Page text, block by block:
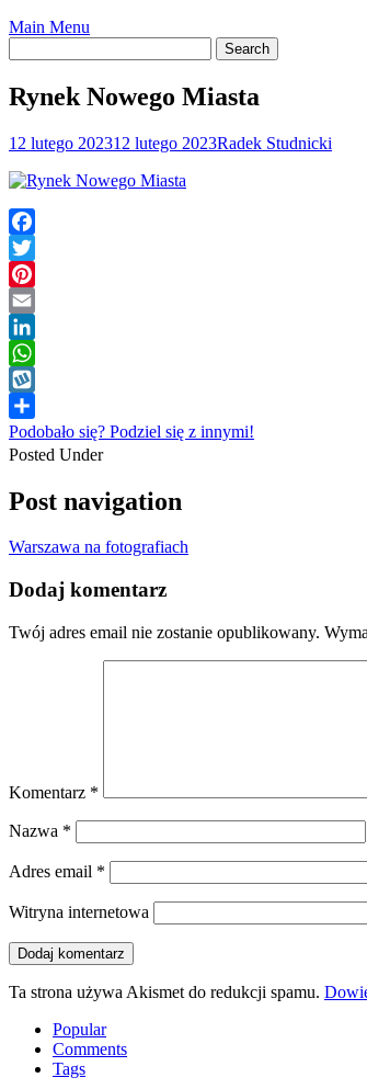
Main Menu
Rynek Nowego Miasta
12 lutego 202312 lutego 2023Radek Studnicki
Facebook
Twitter
Pinterest
Email
LinkedIn
WhatsApp
Wykop
Podobało się? Podziel się z innymi!
Posted Under
Post navigation
Warszawa na fotografiach
Dodaj komentarz
Twój adres email nie zostanie opublikowany.
Komentarz *
Nazwa *
Adres email *
Witryna internetowa
Ta strona używa Akismet do redukcji spamu.
Popular
Comments
Tags